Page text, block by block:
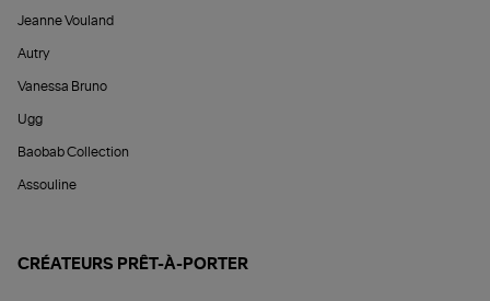
Jeanne Vouland
Autry
Vanessa Bruno
Ugg
Baobab Collection
Assouline
CRÉATEURS PRÊT-À-PORTER